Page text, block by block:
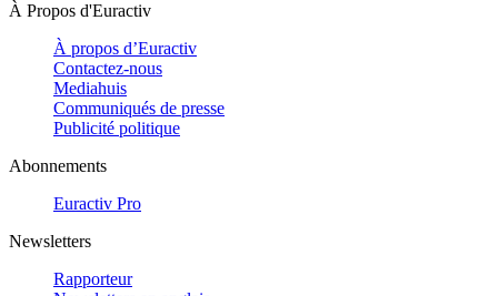
À Propos d'Euractiv
À propos d’Euractiv
Contactez-nous
Mediahuis
Communiqués de presse
Publicité politique
Abonnements
Euractiv Pro
Newsletters
Rapporteur